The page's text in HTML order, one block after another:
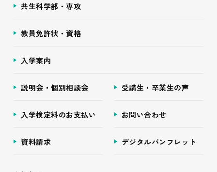
共生科学部・専攻
教員免許状・資格
入学案内
説明会・個別相談会 受講生・卒業生の声
入学検定料のお支払い お問い合わせ
資料請求 デジタルパンフレット